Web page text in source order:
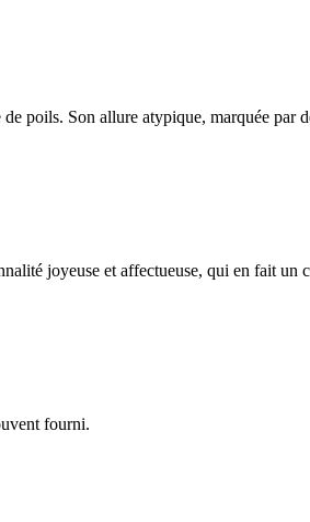
poils. Son allure atypique, marquée par
joyeuse et affectueuse, qui en fait un
fourni.